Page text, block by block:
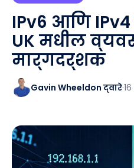
IPv6 आणि
UK मधील
मार्गदर्शक
Gavin Wheeldon द्वारे·